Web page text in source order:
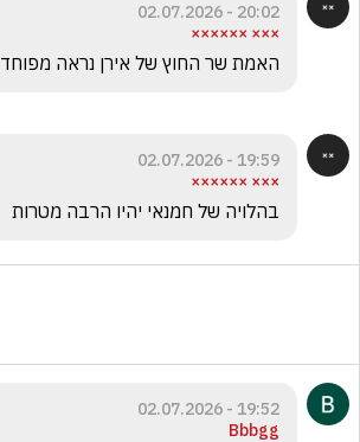
20:02 - 02.07.2026
××× ××××××
האמת שר החוץ של אירן נראה מפוחד
19:59 - 02.07.2026
××× ××××××
בהלויה של חמנאי יהיו הרבה מטרות
19:52 - 02.07.2026
Bbbgg